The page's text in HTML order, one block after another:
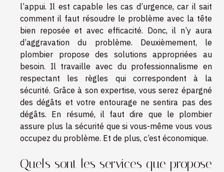
l’appui. Il est capable les cas d’urgence, car il sait
comment il faut résoudre le problème avec la tête
bien reposée et avec efficacité. Donc, il n’y aura
d’aggravation du problème. Deuxièmement, le
plombier propose des solutions appropriées au
besoin. Il travaille avec du professionnalisme en
respectant les règles qui correspondent à la
sécurité. Grâce à son expertise, vous serez épargné
des dégâts et votre entourage ne sentira pas des
dégâts. En résumé, il faut dire que le plombier
assure plus la sécurité que si vous-même vous vous
occupez du problème. Et de plus, c’est économique.
Quels sont les services que propose